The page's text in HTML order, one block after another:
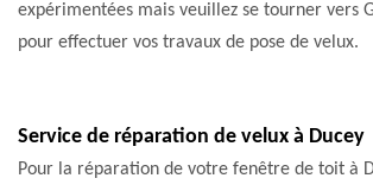
expérimentées mais veuillez se tourner vers
pour effectuer vos travaux de pose de velux.
Service de réparation de velux à Ducey
Pour la réparation de votre fenêtre de toit à